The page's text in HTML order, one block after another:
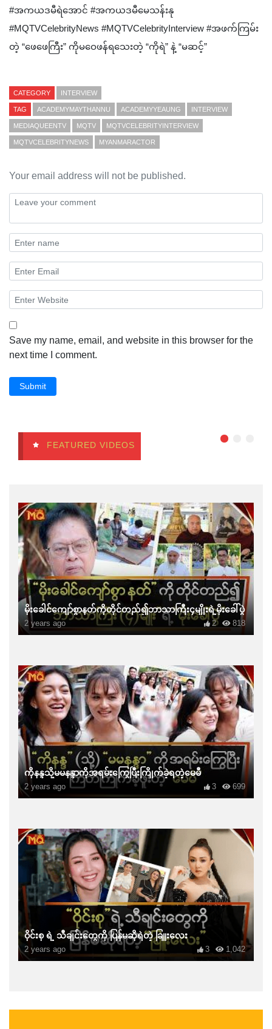
#အကယဒမီရဲအောင် #အကယဒမီမေသန်းနု
#MQTVCelebrityNews #MQTVCelebrityInterview #အဖက်ကြမ်း
တဲ့ “ဖေဖေကြီး” ကိုမဝေဖန်ရသေးတဲ့ “ကိုရဲ” နဲ့ “မဆင့်”
CATEGORY INTERVIEW
TAG ACADEMYMAYTHANNU ACADEMYYEAUNG INTERVIEW
MEDIAQUEENTV MQTV MQTVCELEBRITYINTERVIEW
MQTVCELEBRITYNEWS MYANMARACTOR
Your email address will not be published.
Save my name, email, and website in this browser for the
next time I comment.
Submit
FEATURED VIDEOS
မိုးခေါင်ကျော်စွာနတ်ကိုတိုင်တည်၍ဘာသာကြီး၄မျိုးရဲ့မိုးခေါ်ပွဲ
2 years ago 818
2
ကိုနန္ဒသို့မမနန္ဒာကိုအရမ်းကြွေပြီးကြိုက်ခဲ့ရတဲ့မေမီ
2 years ago 699
3
ဝိုင်းစု ရဲ့ သီချင်းတွေကို ပြန်မဆိုရဲတဲ့ ခြူးလေး
2 years ago 1,042
3